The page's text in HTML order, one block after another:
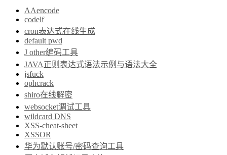
AAencode
codelf
cron表达式在线生成
default pwd
J other编码工具
JAVA正则表达式语法示例与语法大全
jsfuck
ophcrack
shiro在线解密
websocket调试工具
wildcard DNS
XSS-cheat-sheet
XSSOR
华为默认账号/密码查询工具